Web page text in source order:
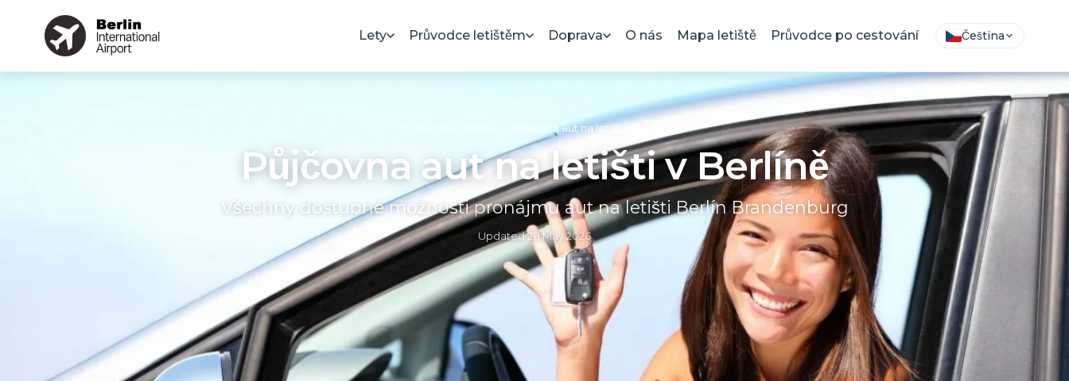
Lety Průvodce letištěm Doprava O nás Mapa letiště Průvodce po cestování Čeština
Půjčovna aut na letišti v Berlíně
Půjčovna aut na letišti v Berlíně
Všechny dostupné možnosti pronájmu aut na letišti Berlín Brandenburg
Updated28 May 2026